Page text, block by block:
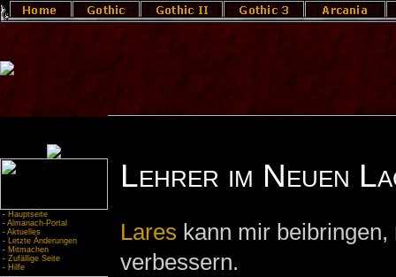
- Hauptseite
- Almanach-Portal
- Aktuelles
- Letzte Änderungen
- Mitmachen
- Zufällige Seite
- Hilfe
Lehrer im Neuen
Lares kann mir
verbessern.